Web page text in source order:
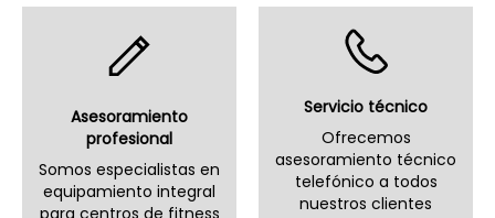
Asesoramiento
profesional
Somos especialistas en
equipamiento integral
para centros de fitness
Servicio técnico
Ofrecemos
asesoramiento técnico
telefónico a todos
nuestros clientes